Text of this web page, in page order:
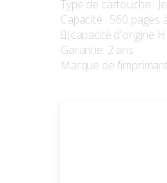
Type de cartouche :
Capacité : 560
(capacité d'origine
Garantie: 2 ans
Marque de